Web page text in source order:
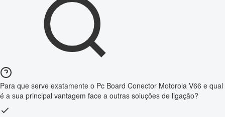
Para que serve exatamente o Pc Board Conector Motorola V66 e qual
é a sua principal vantagem face a outras soluções de ligação?